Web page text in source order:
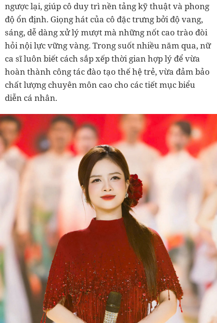
ngược lại, giúp cô duy trì nền tảng kỹ thuật và phong
độ ổn định. Giọng hát của cô đặc trưng bởi độ vang,
sáng, dễ dàng xử lý mượt mà những nốt cao trào đòi
hỏi nội lực vững vàng. Trong suốt nhiều năm qua, nữ
ca sĩ luôn biết cách sắp xếp thời gian hợp lý để vừa
hoàn thành công tác đào tạo thế hệ trẻ, vừa đảm bảo
chất lượng chuyên môn cao cho các tiết mục biểu
diễn cá nhân.